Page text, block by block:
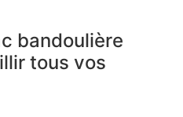
bandoulière
tous vos